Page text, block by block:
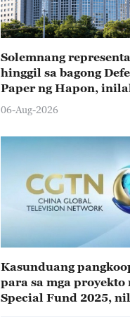
Solemnang
hinggil sa bagong
Paper ng Hapon,
Tsina
06-Aug-2026
Kasunduang
para sa mga proyekto
Special Fund 2025,